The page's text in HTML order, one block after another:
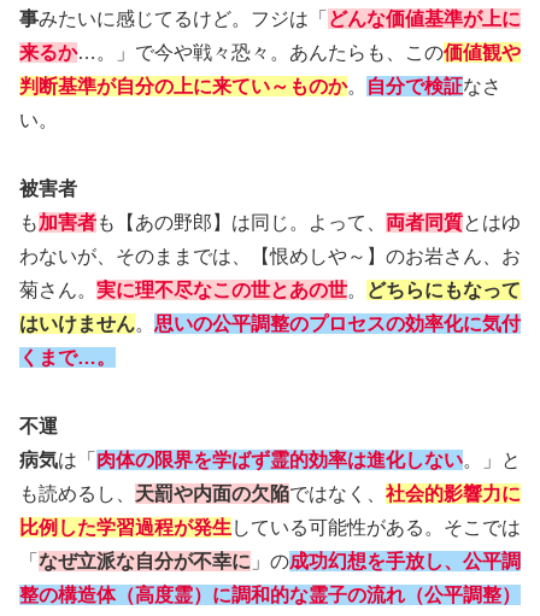
事みたいに感じてるけど。フジは「 どんな価値基準が上に
来るか…。」で今や戦々恐々。あんたらも、この価値観や
判断基準が自分の上に来てい～ものか。 自分で検証なさ
い。
被害者
も加害者も【あの野郎】は同じ。よって、 両者同質とはゆ
わないが、そのままでは、【恨めしや～】のお岩さん、お
菊さん。 実に理不尽なこの世とあの世。
どちらにもなって
はいけません。 思いの公平調整のプロセスの効率化に気付
くまで…。
不運
病気は「 肉体の限界を学ばず霊的効率は進化しない。」と
も読めるし、 天罰や内面の欠陥ではなく、 社会的影響力に
比例した学習過程が発生 している可能性がある。そこでは
「 なぜ立派な自分が不幸に 」の成功幻想を手放し、公平調
整の構造体（高度霊）に調和的な霊子の流れ（公平調整）